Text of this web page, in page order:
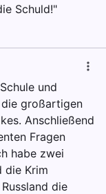
Schuld!"
und
großartigen
Anschließend
Fragen
habe zwei
die Krim
die